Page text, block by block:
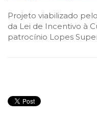
Projeto viabilizado
da Lei de Incentivo à
patrocínio Lopes